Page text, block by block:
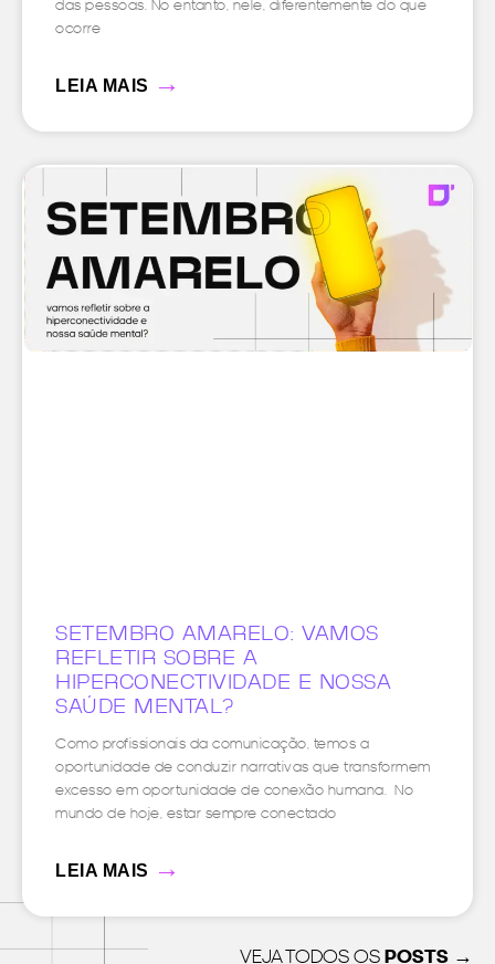
das pessoas. No entanto, nele, diferentemente do que
ocorre
LEIA MAIS →
SETEMBRO AMARELO: VAMOS
REFLETIR SOBRE A
HIPERCONECTIVIDADE E NOSSA
SAÚDE MENTAL?
Como profissionais da comunicação, temos a
oportunidade de conduzir narrativas que transformem
excesso em oportunidade de conexão humana. No
mundo de hoje, estar sempre conectado
LEIA MAIS →
VEJA TODOS OSPOSTS →